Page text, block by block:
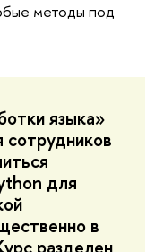
методы под
языка»
для
в